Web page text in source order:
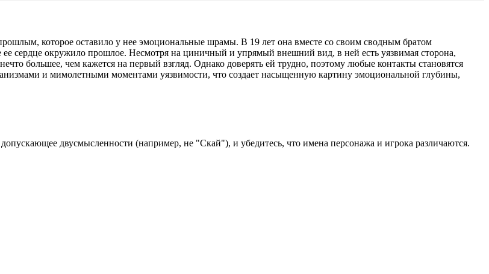
которое оставило у нее эмоциональные шрамы. В 19 лет она вместе со своим сводным братом
сердце окружило прошлое. Несмотря на циничный и упрямый внешний вид, в ней есть уязвимая сторона,
большее, чем кажется на первый взгляд. Однако доверять ей трудно, поэтому любые контакты становятся
и мимолетными моментами уязвимости, что создает насыщенную картину эмоциональной глубины,
двусмысленности (например, не "Скай"), и убедитесь, что имена персонажа и игрока различаются.